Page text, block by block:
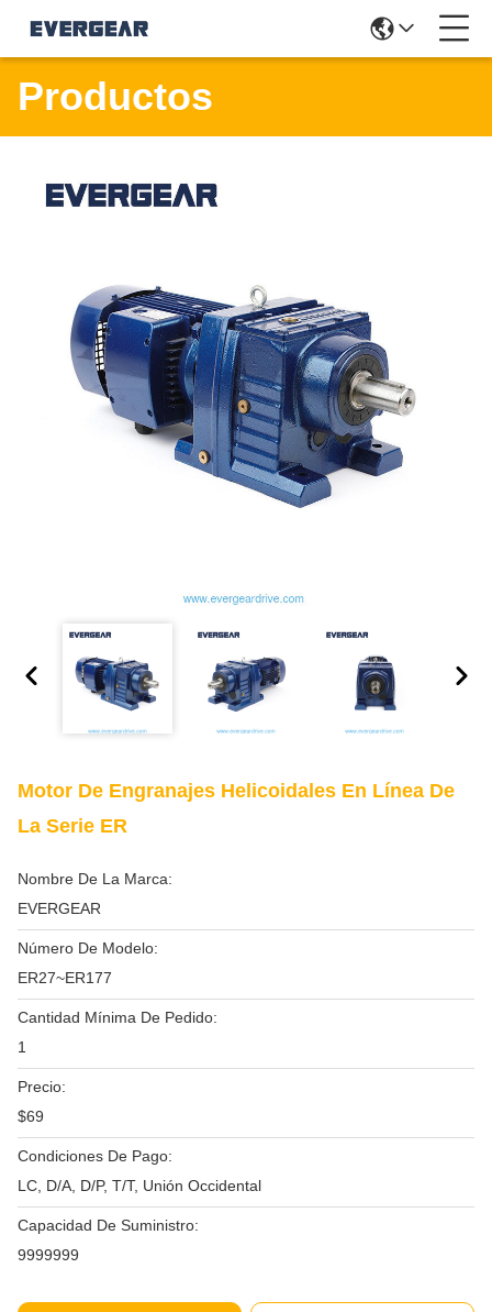
Productos
Motor De Engranajes Helicoidales En Línea De
La Serie ER
Nombre De La Marca:
EVERGEAR
Número De Modelo:
ER27~ER177
Cantidad Mínima De Pedido:
1
Precio:
$69
Condiciones De Pago:
LC, D/A, D/P, T/T, Unión Occidental
Capacidad De Suministro:
9999999